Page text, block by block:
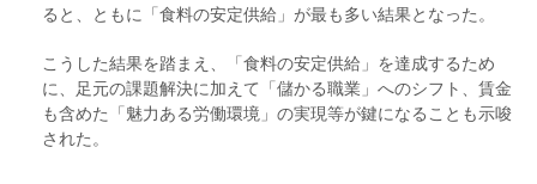
ると、ともに「食料の安定供給」が最も多い結果となった。
こうした結果を踏まえ、「食料の安定供給」を達成するため
に、足元の課題解決に加えて「儲かる職業」へのシフト、賃金
も含めた「魅力ある労働環境」の実現等が鍵になることも示唆
された。